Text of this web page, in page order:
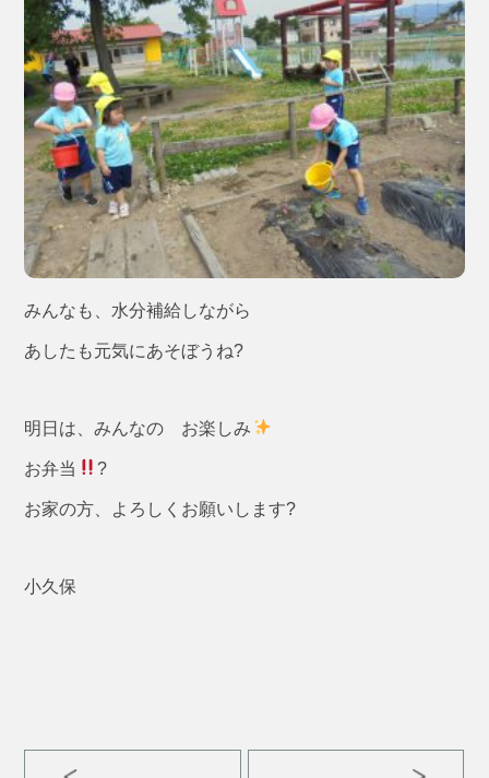
みんなも、水分補給しながら
あしたも元気にあそぼうね?
明日は、みんなの お楽しみ
お弁当 ?
お家の方、よろしくお願いします?
小久保